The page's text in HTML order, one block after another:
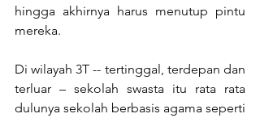
hingga akhirnya harus menutup pintu
mereka.
Di wilayah 3T -- tertinggal, terdepan dan
terluar – sekolah swasta itu rata rata
dulunya sekolah berbasis agama seperti